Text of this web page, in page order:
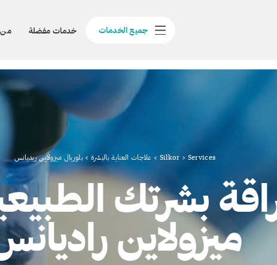
جميع الخدمات خدمات مفضلة
Silkor > Services
> علاجات العناية بالبشرة>بلوريال ميزولاين ريديانس
بشرتك
ميزولاين